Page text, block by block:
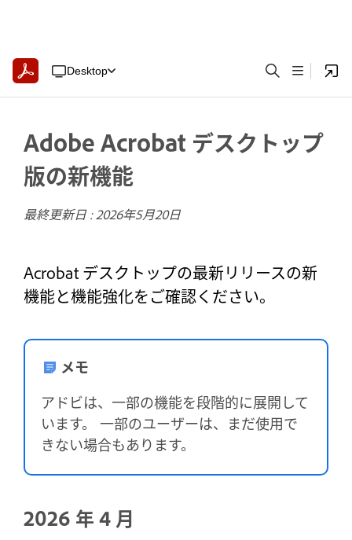
Desktop
Adobe Acrobat デスクトップ
版の新機能
最終更新日 :2026年5月20日
Acrobat デスクトップの最新リリースの新
機能と機能強化をご確認ください。
メモ
アドビは、一部の機能を段階的に展開して
います。 一部のユーザーは、まだ使用で
きない場合もあります。
2026 年 4 月